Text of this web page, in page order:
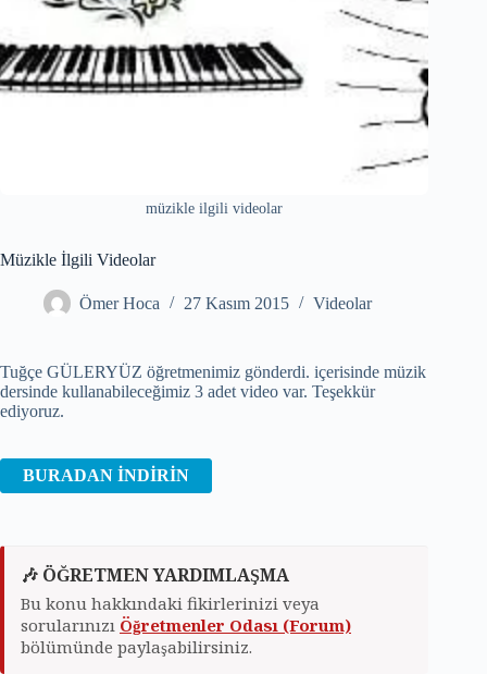
müzikle ilgili videolar
Müzikle İlgili Videolar
Ömer Hoca 27 Kasım 2015 Videolar
Tuğçe GÜLERYÜZ öğretmenimiz gönderdi. içerisinde müzik
dersinde kullanabileceğimiz 3 adet video var. Teşekkür
ediyoruz.
BURADAN İNDİRİN
🎶 ÖĞRETMEN YARDIMLAŞMA
Bu konu hakkındaki fikirlerinizi veya
sorularınızı Öğretmenler Odası (Forum)
bölümünde paylaşabilirsiniz.